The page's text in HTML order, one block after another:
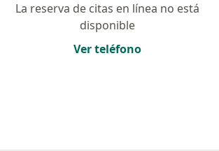
La reserva de citas en línea no está
disponible
Ver teléfono